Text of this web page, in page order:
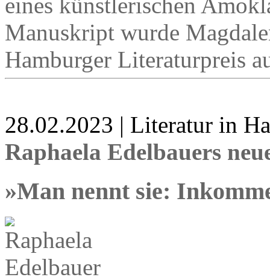
eines künstlerischen
Manuskript wurde
Hamburger Literaturpreis
28.02.2023 | Literatur in
Raphaela Edelbauers
»Man nennt sie: